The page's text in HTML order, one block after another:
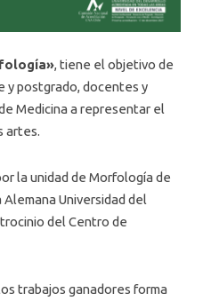
, tiene el objetivo de
y postgrado, docentes y
Medicina a representar el
artes.
la unidad de Morfología de
Universidad del
del Centro de
trabajos ganadores forma